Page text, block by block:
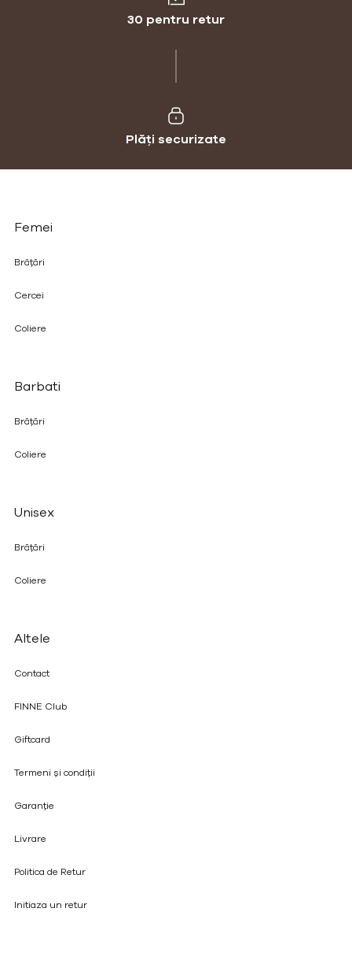
30 pentru retur
Plăți securizate
Femei
Brățări
Cercei
Coliere
Barbati
Brățări
Coliere
Unisex
Brățări
Coliere
Altele
Contact
FINNE Club
Giftcard
Termeni și condiții
Garanție
Livrare
Politica de Retur
Initiaza un retur